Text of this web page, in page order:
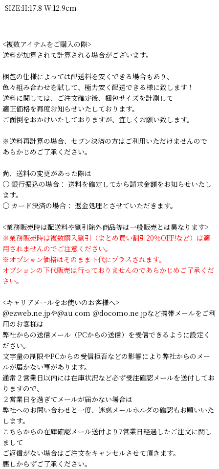
SIZE:H:17.8 W:12.9cm
<複数アイテムをご購入の際>
送料が加算されて計算される場合がございます。
梱包の仕様によっては配送料を安くできる場合もあり、
色々組み合わせを試して、極力安く配送できる様に致します！
送料に関しては、ご注文確定後、梱包サイズを計測して
適正価格を再度お知らせいたしております。
ご面倒をおかけいたしておりますが、宜しくお願い致します。
※送料再計算の場合、セブン決済の方はご利用いただけませんので
あらかじめご了承ください。
尚、送料の変更があった際は
○ 銀行振込の場合： 送料を確定してから請求金額をお知らせいたし
ます。
○ カード決済の場合： 返金処理とさせていただきます。
<業務販売時は配送料や割引除外商品等は一般販売とは異なります>
※業務販売時は複数購入割引（まとめ買い割引20％OFF!など）は適
用されませんのでご注意ください。
※オプション価格はそのまま下代にプラスされます。
オプションの下代販売は行っておりませんのであらかじめご了承くだ
さい。
<キャリアメールをお使いのお客様へ>
@ezweb.ne.jpや@au.com ＠docomo.ne.jpなど携帯メールをご利
用のお客様は
弊社からの送信メール（PCからの送信）を受信できるように設定く
ださい。
文字量の制限やPCからの受信拒否などの影響により弊社からのメー
ルが届かない事があります。
通常２営業日以内には在庫状況など必ず受注確認メールを送付してお
りますので、
２営業日を過ぎてメールが届かない場合は
弊社へのお問い合わせと一度、迷惑メールホルダの確認もお願いいた
します。
こちらからの在庫確認メール送付より7営業日経過したご注文に関し
まして
ご返信がない場合はご注文をキャンセルさせて頂きます。
悪しからずご了承ください。